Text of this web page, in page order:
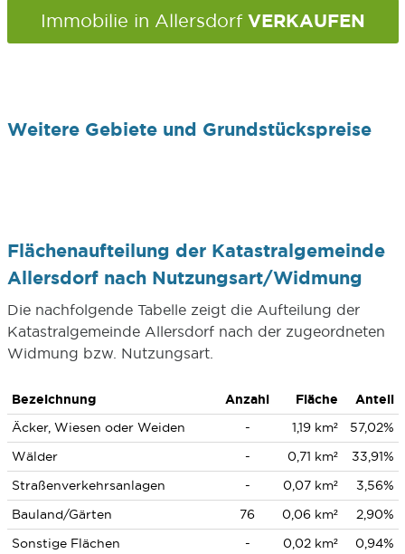
Immobilie in Allersdorf VERKAUFEN
Weitere Gebiete und Grundstückspreise
Flächenaufteilung der Katastralgemeinde
Allersdorf nach Nutzungsart/Widmung
Die nachfolgende Tabelle zeigt die Aufteilung der
Katastralgemeinde Allersdorf nach der zugeordneten
Widmung bzw. Nutzungsart.
Bezeichnung Anzahl Fläche
Anteil
Äcker, Wiesen oder Weiden
- 1,19 km²
57,02%
Wälder
- 0,71 km²
33,91%
Straßenverkehrsanlagen
- 0,07 km²
3,56%
Bauland/Gärten
76 0,06 km²
2,90%
Sonstige Flächen
- 0,02 km² 0,94%